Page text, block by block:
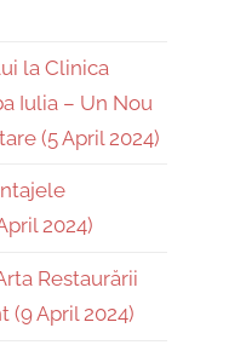
la Clinica
Iulia – Un Nou
(5 April 2024)
2024)
Restaurării
(9 April 2024)